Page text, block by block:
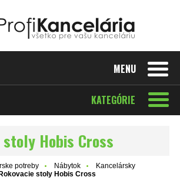
MENU
KATEGÓRIE
stoly Hobis Cross
potreby Nábytok
Kancelársky
Rokovacie stoly Hobis Cross
Designed by Rawpixel.com